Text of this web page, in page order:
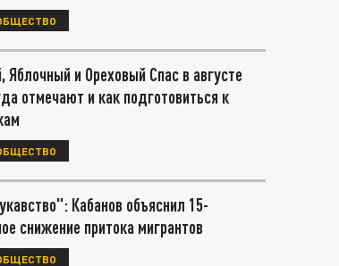
Яблочный и Ореховый Спас в августе
отмечают и как подготовиться к
Кабанов объяснил 15-
снижение притока мигрантов